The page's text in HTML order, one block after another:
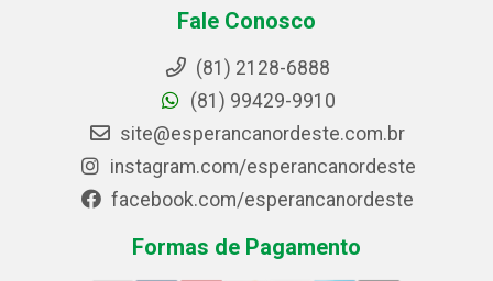
Fale Conosco
(81) 2128-6888
(81) 99429-9910
site@esperancanordeste.com.br
instagram.com/esperancanordeste
facebook.com/esperancanordeste
Formas de Pagamento